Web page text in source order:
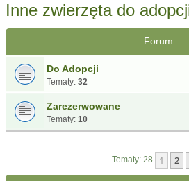
Inne zwierzęta do
Forum
Do Adopcji
Tematy: 32
Zarezerwowane
Tematy: 10
Tematy: 28 1 2